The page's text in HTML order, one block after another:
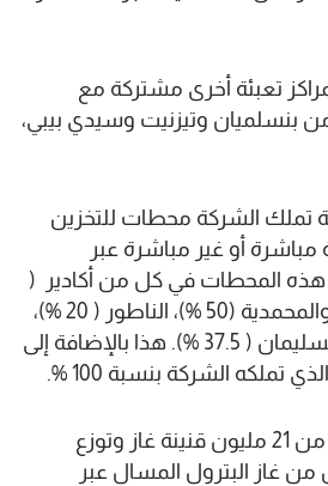
تعبئة أخرى مشتركة مع
بنسلميان وتيزنيت وسيدي بيبي،
تملك الشركة محطات للتخزين
أو غير مباشرة عبر
هذه المحطات في كل من أكادير (
50 %) والجرف الأصفر والمحمدية (50 %)، الناطور ( 20 %)،
ومحطة “مغرب غاز ببنسليمان ( 37.5 %). هذا بالإضافة إلى
تملكه الشركة بنسبة 100 %.
وتملك الشركة حظيرة من 21 مليون قنينة غاز وتوزع
غاز البترول المسال عبر